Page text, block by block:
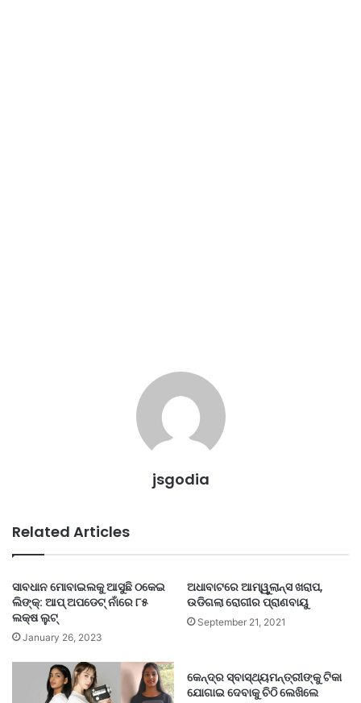
jsgodia
Related Articles
ସାବଧାନ ମୋବାଇଲକୁ ଆସୁଛି ଠକେଇ
ଲିଙ୍କ୍: ଆପ୍ ଅପଡେଟ୍ ନାଁରେ ୮୫
ଲକ୍ଷ ଲୁଟ୍
January 26, 2023
ଅଧାବାଟରେ ଆମ୍ୱୁଲାନ୍ସ ଖରାପ,
ଉଡିଗଲା ରୋଗୀର ପ୍ରାଣବାୟୁ
September 21, 2021
କେନ୍ଦ୍ର ସ୍ବାସ୍ଥ୍ୟମନ୍ତ୍ରୀଙ୍କୁ ଟିକା
ଯୋଗାଇ ଦେବାକୁ ଚିଠି ଲେଖିଲେ